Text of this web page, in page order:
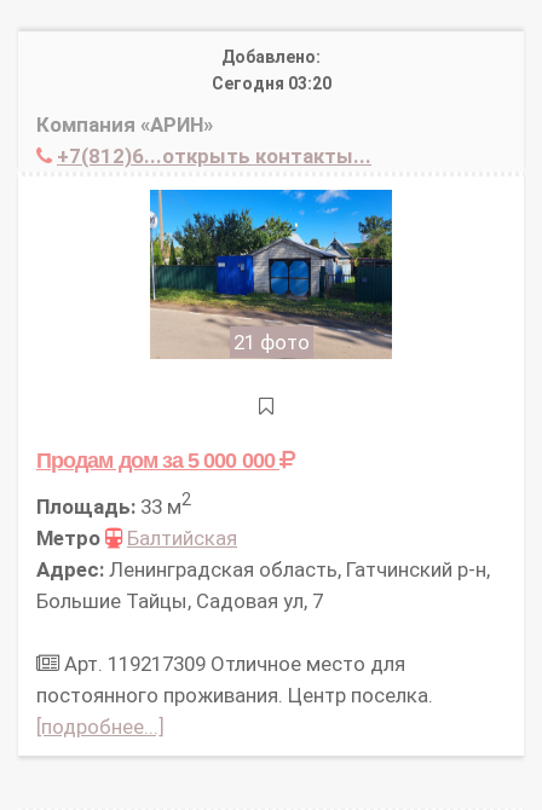
Добавлено:
Сегодня 03:20
Компания «АРИН»
+7(812)6...открыть контакты...
21 фото
Продам домза 5 000 000
Площадь: 33 м2
Метро
Балтийская
Адрес: Ленинградская область, Гатчинский р-н,
Большие Тайцы, Садовая ул, 7
Арт. 119217309 Отличное место для
постоянного проживания. Центр поселка.
[подробнее...]